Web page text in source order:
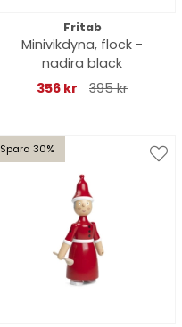
Fritab
Minivikdyna, flock -
nadira black
356 kr
395 kr
Spara 30%